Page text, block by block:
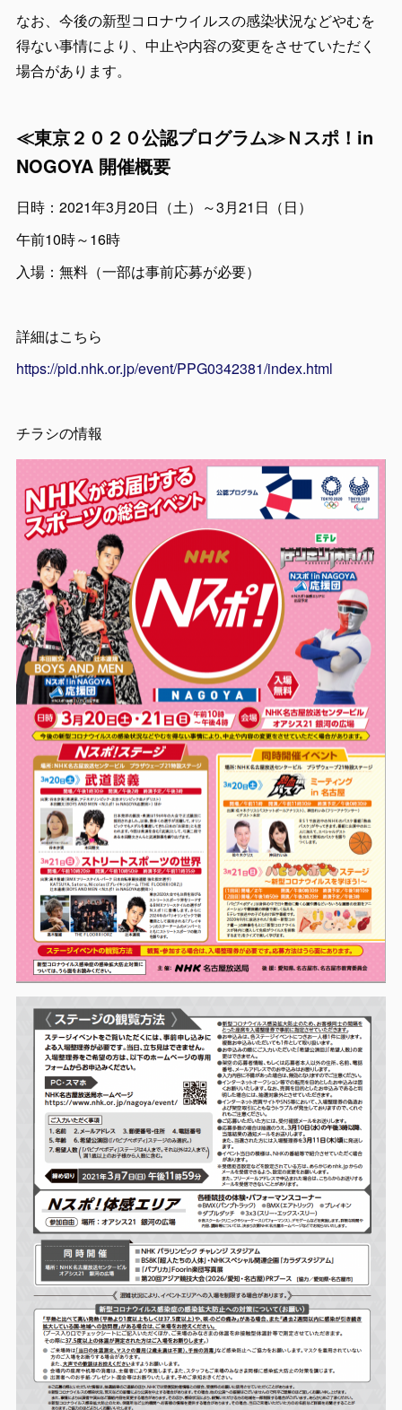
なお、今後の新型コロナウイルスの感染状況などやむを
得ない事情により、中止や内容の変更をさせていただく
場合があります。
≪東京２０２０公認プログラム≫Ｎスポ！in
NOGOYA 開催概要
日時：2021年3月20日（土）～3月21日（日）
午前10時～16時
入場：無料（一部は事前応募が必要）
詳細はこちら
https://pid.nhk.or.jp/event/PPG0342381/index.html
チラシの情報